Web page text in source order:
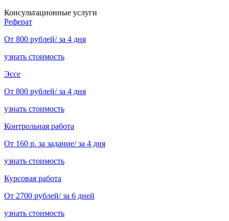
Консультационные услуги
Реферат
От 800 рублей/ за 4 дня
узнать стоимость
Эссе
От 800 рублей/ за 4 дня
узнать стоимость
Контрольная работа
От 160 р. за задание/ за 4 дня
узнать стоимость
Курсовая работа
От 2700 рублей/ за 6 дней
узнать стоимость